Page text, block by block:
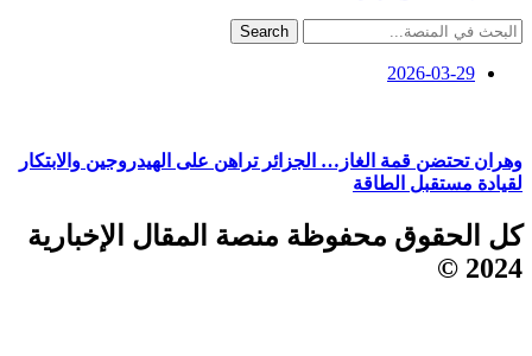
Search
2026-03-29
وهران تحتضن قمة الغاز… الجزائر تراهن على الهيدروجين والابتكار
لقيادة مستقبل الطاقة
كل الحقوق محفوظة منصة المقال الإخبارية
2024 ©